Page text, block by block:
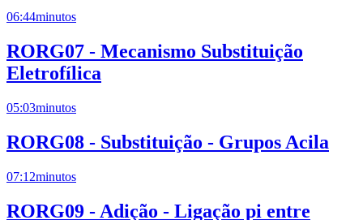
06:44minutos
RORG07 - Mecanismo Substituição
Eletrofílica
05:03minutos
RORG08 - Substituição - Grupos Acila
07:12minutos
RORG09 - Adição - Ligação pi entre